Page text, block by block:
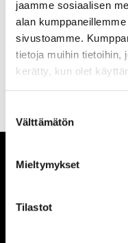
jaamme sosiaalisen
alan
sivustoamme.
tietoja muihin tietoihin,
kerätty, kun olet
valinta
Välttämätön
Mieltymykset
Tilastot
Olen lukenut
henkilötietojeni
TILAA